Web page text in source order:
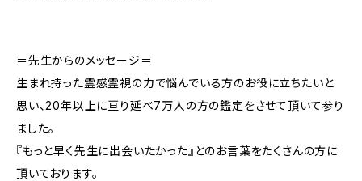
＝先生からのメッセージ＝
生まれ持った霊感霊視の力で悩んでいる方のお役に立ちたいと
思い、20年以上に亘り延べ7万人の方の鑑定をさせて頂いて参り
ました。
『もっと早く先生に出会いたかった』とのお言葉をたくさんの方に
頂いております。